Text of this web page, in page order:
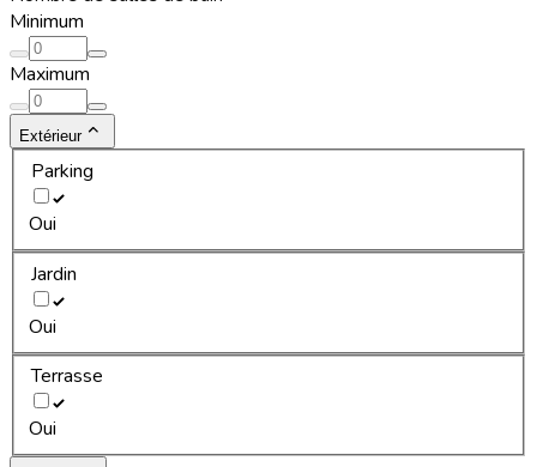
Minimum
Maximum
Extérieur
Parking
Oui
Jardin
Oui
Terrasse
Oui